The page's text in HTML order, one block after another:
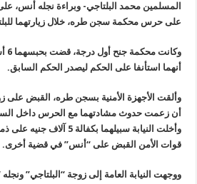
المسلمين محمد البلتاجي- وبراءة نجله أنس،
على حرس محكمة سجن طره، خلال زيارتهما
أنهما استأنفا على الحكم ليصدر الحكم السابق.
وألقت الأجهزة الأمنية بسجن طره، القبض على
أن زعمت حدوث مشادتهما مع الحرس داخل السجن
وأخلت النيابة سبيلهما
قوات الأمن القبض على “أنس” في قضية أخرى.
ووجهت النيابة العامة إلى زوجة “البلتاجي”